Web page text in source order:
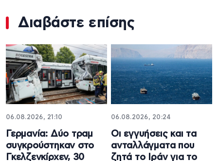
Διαβάστε επίσης
06.08.2026, 21:10
Γερμανία: Δύο τραμ
συγκρούστηκαν στο
Γκελζενκίρχεν, 30
06.08.2026, 20:24
Οι εγγυήσεις και τα
ανταλλάγματα που
ζητά το Ιράν για το